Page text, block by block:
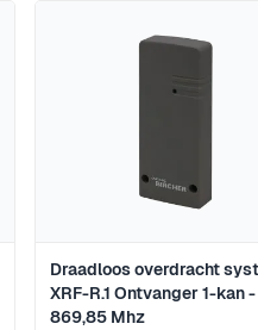
Draadloos overdracht
XRF-R.1 Ontvanger 1-kan -
869,85 Mhz